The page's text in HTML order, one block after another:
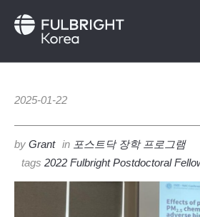
2025-01-22
by Grant in 포스트닥 장학 프로그램
tags 2022 Fulbright Postdoctoral